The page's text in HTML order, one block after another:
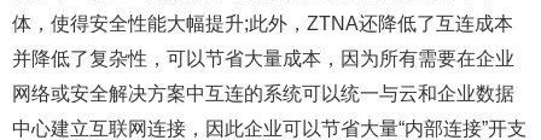
体，使得安全性能大幅提升;此外，ZTNA还降低了互连成本
并降低了复杂性，可以节省大量成本，因为所有需要在企业
网络或安全解决方案中互连的系统可以统一与云和企业数据
中心建立互联网连接，因此企业可以节省大量“内部连接”开支